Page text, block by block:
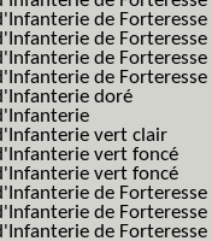
de Forteresse
de
de
de
doré
vert clair
vert foncé
vert foncé
de
de
de